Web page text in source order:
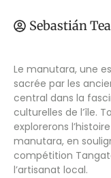
Sebastián
Le manutara, une
sacrée par les
central dans la
culturelles de l’île.
explorerons
manutara, en
compétition
l’artisanat local.